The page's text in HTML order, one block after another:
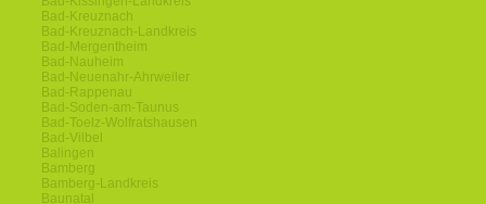
Bad-Kreuznach
Bad-Kreuznach-Landkreis
Bad-Mergentheim
Bad-Nauheim
Bad-Neuenahr-Ahrweiler
Bad-Rappenau
Bad-Soden-am-Taunus
Bad-Toelz-Wolfratshausen
Bad-Vilbel
Balingen
Bamberg
Bamberg-Landkreis
Baunatal